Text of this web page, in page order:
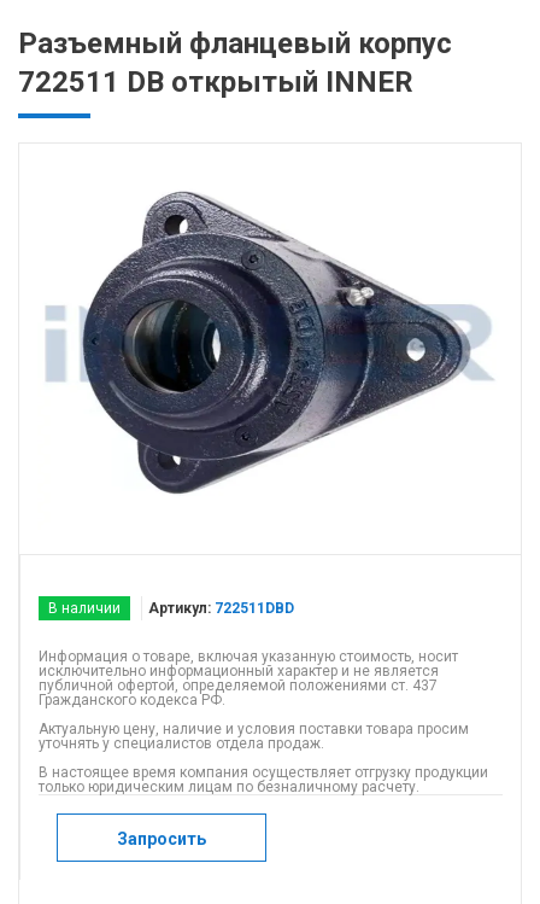
Разъемный фланцевый корпус
722511 DB открытый INNER
В наличии Артикул: 722511DBD
Информация о товаре, включая указанную стоимость, носит
исключительно информационный характер и не является
публичной офертой, определяемой положениями ст. 437
Гражданского кодекса РФ.
Актуальную цену, наличие и условия поставки товара просим
уточнять у специалистов отдела продаж.
В настоящее время компания осуществляет отгрузку продукции
только юридическим лицам по безналичному расчету.
Запросить